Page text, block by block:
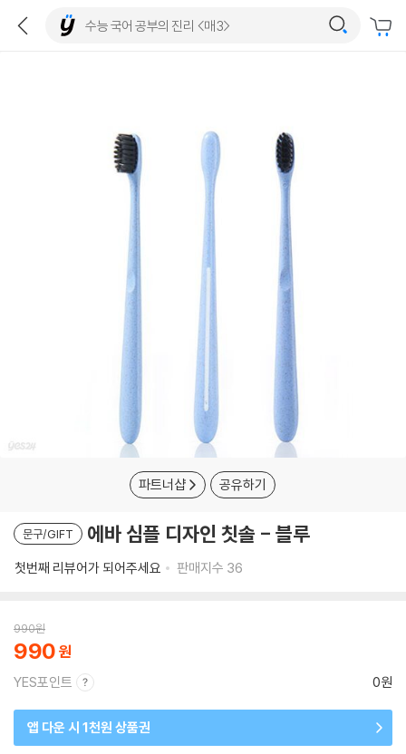
파트너샵 공유하기
문구/GIFT 에바 심플 디자인 칫솔 - 블루
첫번째 리뷰어가 되어주세요 판매지수 36
990원
990
YES포인트 0원
앱 다운 시 1천원 상품권